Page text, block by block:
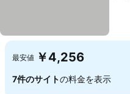
最安値 ￥4,256
7件のサイトの料金を表示